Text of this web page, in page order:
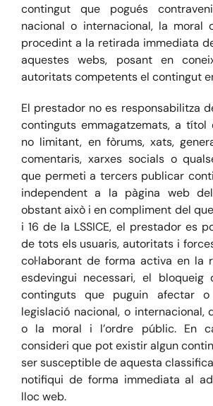
contingut que pogués
nacional o internacional, la moral
procedint a la retirada immediata
aquestes webs, posant en
autoritats competents el contingut
El prestador no es responsabilitza
continguts emmagatzemats, a títol
no limitant, en fòrums, xats,
comentaris, xarxes socials o
que permeti a tercers publicar
independent a la pàgina web
obstant això i en compliment del que
i 16 de la LSSICE, el prestador es
de tots els usuaris, autoritats i
col·laborant de forma activa en la
esdevingui necessari, el
continguts que puguin afectar
legislació nacional, o internacional,
o la moral i l’ordre públic. En
consideri que pot existir algun
ser susceptible de aquesta
notifiqui de forma immediata al
lloc web.